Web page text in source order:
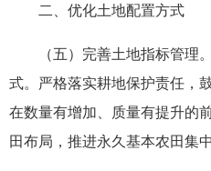
二、优化土地配置方式
（五）完善土地指标管理。
式。严格落实耕地保护责任，
在数量有增加、质量有提升的
田布局，推进永久基本农田集中